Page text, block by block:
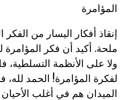
المؤامرة
ملحة. أكيد أن فكر
ولا على الأنظمة التسلطية،
لفكرة المؤامرة! الحمد
الميدان هم في أغلب الأحيان